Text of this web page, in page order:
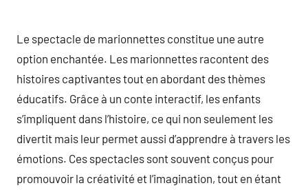
Le spectacle de marionnettes constitue une autre
option enchantée. Les marionnettes racontent des
histoires captivantes tout en abordant des thèmes
éducatifs. Grâce à un conte interactif, les enfants
s’impliquent dans l’histoire, ce qui non seulement les
divertit mais leur permet aussi d’apprendre à travers les
émotions. Ces spectacles sont souvent conçus pour
promouvoir la créativité et l’imagination, tout en étant